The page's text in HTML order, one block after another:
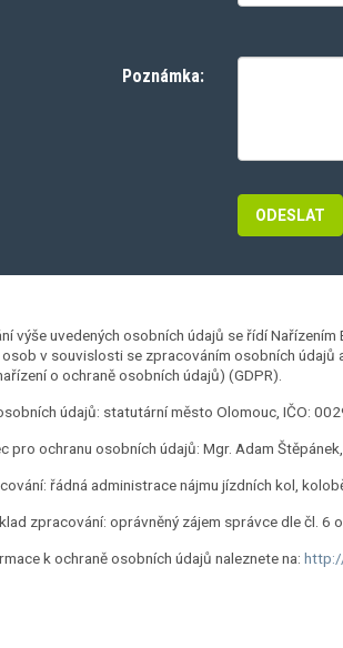
Poznámka:
výše uvedených osobních údajů se řídí
v souvislosti se zpracováním osobních
o ochraně osobních údajů) (GDPR).
údajů: statutární město Olomouc, IČO:
pro ochranu osobních údajů: Mgr. Adam
řádná administrace nájmu jízdních kol,
zpracování: oprávněný zájem správce dle čl. 6
k ochraně osobních údajů naleznete na: